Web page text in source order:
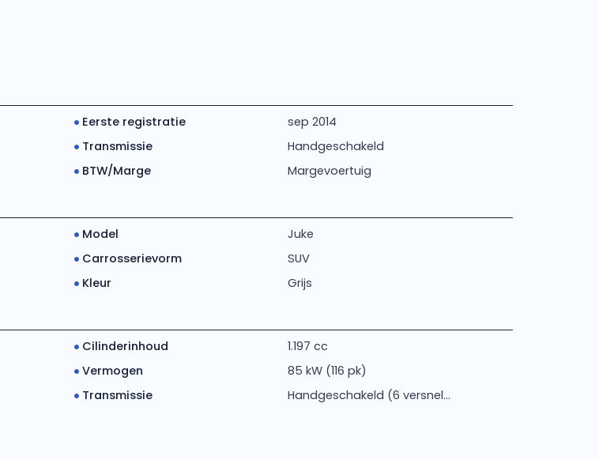
Eerste registratie
sep 2014
Transmissie
Handgeschakeld
BTW/Marge Margevoertuig
Model
Juke
Carrosserievorm
SUV
Kleur Grijs
Cilinderinhoud
1.197 cc
Vermogen
85 kW (116 pk)
Transmissie
Handgeschakeld (6 versnel...